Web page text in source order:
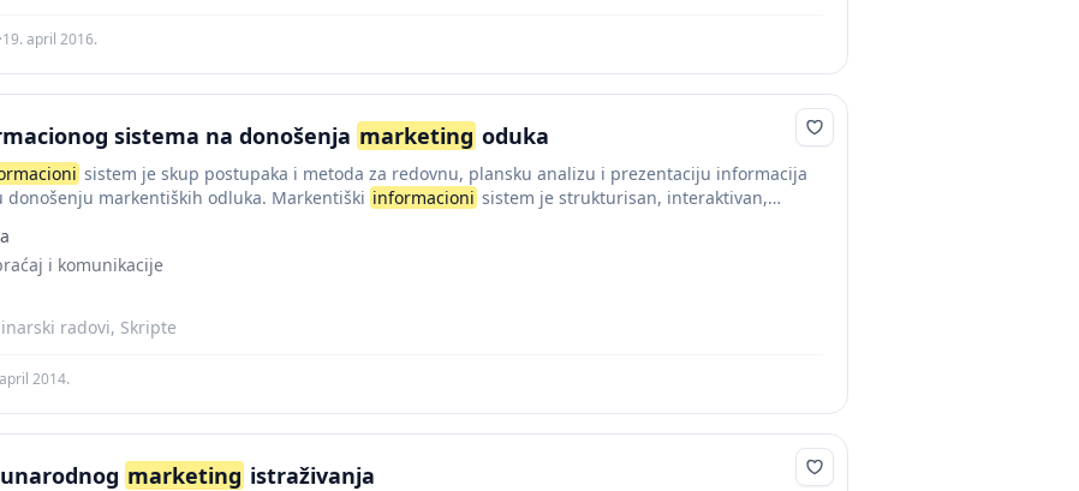
·19. april 2016.
sistema na donošenja marketing oduka
sistem je skup postupaka i metoda za redovnu, plansku analizu i prezentaciju informacija
donošenju markentiških odluka. Markentiški informacioni sistem je strukturisan, interaktivan,
i komunikacije
radovi, Skripte
2014.
marketing istraživanja